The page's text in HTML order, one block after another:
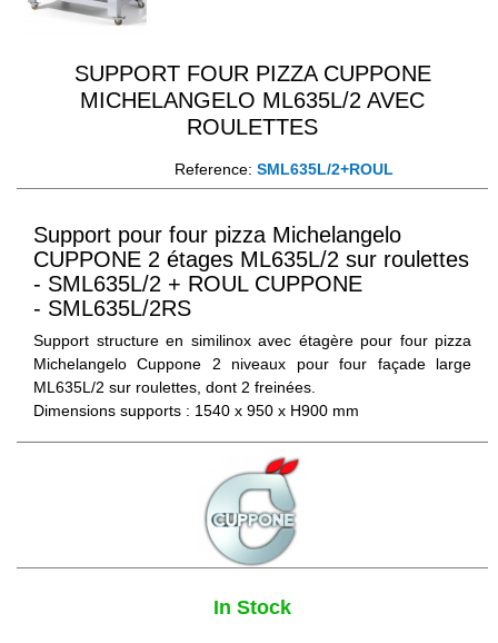
SUPPORT FOUR PIZZA CUPPONE
MICHELANGELO ML635L/2 AVEC
ROULETTES
Reference: SML635L/2+ROUL
Support pour four pizza Michelangelo
CUPPONE 2 étages ML635L/2 sur roulettes
- SML635L/2 + ROUL CUPPONE
- SML635L/2RS
Support structure en similinox avec étagère pour four pizza
Michelangelo Cuppone 2 niveaux pour four façade large
ML635L/2 sur roulettes, dont 2 freinées.
Dimensions supports : 1540 x 950 x H900 mm
In Stock